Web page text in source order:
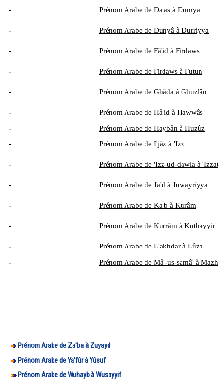
- Prénom Arabe de Da'as à Dumya
- Prénom Arabe de Dunyâ à Durriyya
- Prénom Arabe de Fâ'id à Firdaws
- Prénom Arabe de Firdaws à Futun
- Prénom Arabe de Ghâda à Ghuzlân
- Prénom Arabe de Hâ'id à Hawwâs
-
Prénom Arabe de Haybân à Huzûz
-
Prénom Arabe de I'jâz à 'Izz
- Prénom Arabe de 'Izz-ud-dawla à 'Izzat
- Prénom Arabe de Ja'd à Juwayriyya
- Prénom Arabe de Ka'b à Kurâm
- Prénom Arabe de Kurrâm à Kuthayyir
- Prénom Arabe de L'akhdar à Lûza
- Prénom Arabe de Mâ'-us-samâ' à
Prénom Arabe de Za'ba à Zuyayd
Prénom Arabe de Ya'fûr à Yûsuf
Prénom Arabe de Wuhayb à Wusayyif